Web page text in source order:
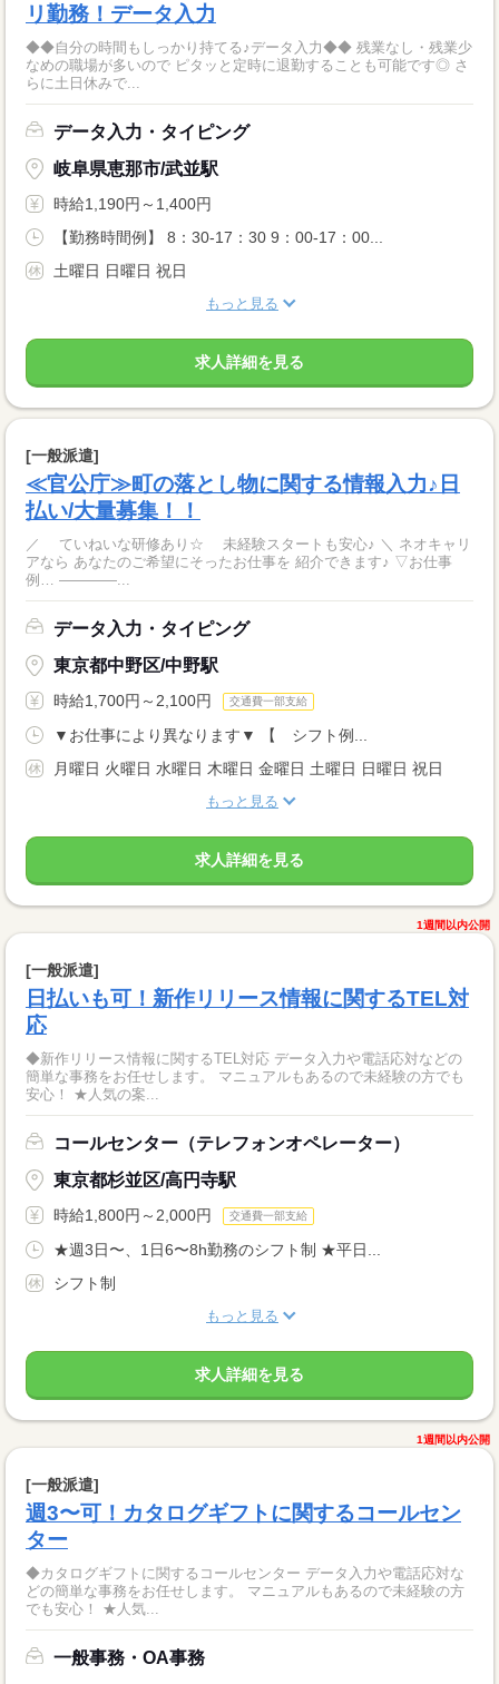
リ勤務！データ入力
◆◆自分の時間もしっかり持てる♪データ入力◆◆ 残業なし・残業少
なめの職場が多いので ピタッと定時に退勤することも可能です◎ さ
らに土日休みで...
データ入力・タイピング
岐阜県恵那市/武並駅
時給1,190円～1,400円
【勤務時間例】 8：30-17：30 9：00-17：00...
土曜日 日曜日 祝日
もっと見る
求人詳細を見る
[一般派遣]
≪官公庁≫町の落とし物に関する情報入力♪日
払い/大量募集！！
／ ていねいな研修あり☆ 未経験スタートも安心♪ ＼ ネオキャリ
アなら あなたのご希望にそったお仕事を 紹介できます♪ ▽お仕事
例… ――――...
データ入力・タイピング
東京都中野区/中野駅
時給1,700円～2,100円 交通費一部支給
▼お仕事により異なります▼ 【 シフト例...
月曜日 火曜日 水曜日 木曜日 金曜日 土曜日 日曜日 祝日
もっと見る
求人詳細を見る
1週間以内公開
[一般派遣]
日払いも可！新作リリース情報に関するTEL対
応
◆新作リリース情報に関するTEL対応 データ入力や電話応対などの
簡単な事務をお任せします。 マニュアルもあるので未経験の方でも
安心！ ★人気の案...
コールセンター（テレフォンオペレーター）
東京都杉並区/高円寺駅
時給1,800円～2,000円 交通費一部支給
★週3日〜、1日6〜8h勤務のシフト制 ★平日...
シフト制
もっと見る
求人詳細を見る
1週間以内公開
[一般派遣]
週3〜可！カタログギフトに関するコールセン
ター
◆カタログギフトに関するコールセンター データ入力や電話応対な
どの簡単な事務をお任せします。 マニュアルもあるので未経験の方
でも安心！ ★人気...
一般事務・OA事務